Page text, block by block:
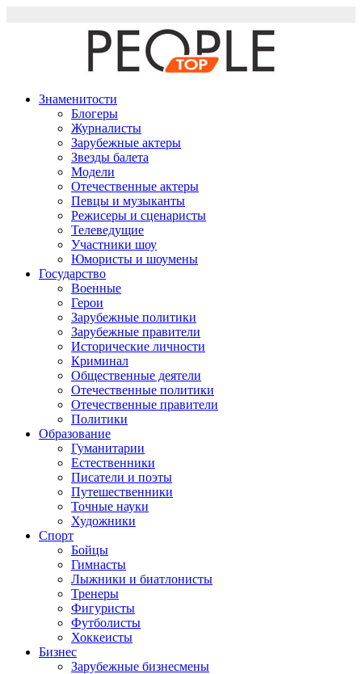
Знаменитости
Блогеры
Журналисты
Зарубежные актеры
Звезды балета
Модели
Отечественные актеры
Певцы и музыканты
Режисеры и сценаристы
Телеведущие
Участники шоу
Юмористы и шоумены
Государство
Военные
Герои
Зарубежные политики
Зарубежные правители
Исторические личности
Криминал
Общественные деятели
Отечественные политики
Отечественные правители
Политики
Образование
Гуманитарии
Естественники
Писатели и поэты
Путешественники
Точные науки
Художники
Спорт
Бойцы
Гимнасты
Лыжники и биатлонисты
Тренеры
Фигуристы
Футболисты
Хоккеисты
Бизнес
Зарубежные бизнесмены